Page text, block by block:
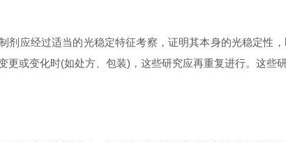
剂应经过适当的光稳定特征考察，证明其本身的光稳定性
更或变化时(如处方、包装)，这些研究应再重复进行。这些